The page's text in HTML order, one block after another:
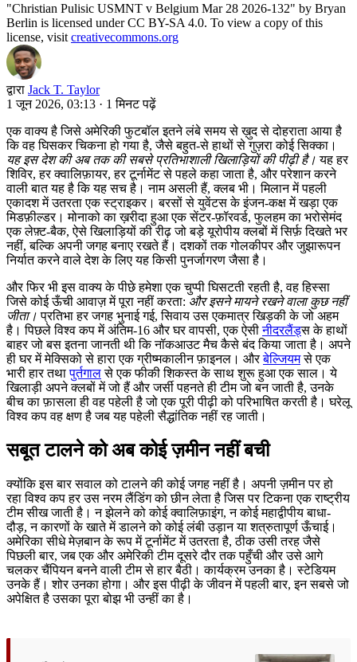
"Christian Pulisic USMNT v Belgium Mar 28 2026-132" by Bryan
Berlin is licensed under CC BY-SA 4.0. To view a copy of this
license, visit creativecommons.org
द्वारा Jack T. Taylor
1 जून 2026, 03:13 · 1 मिनट पढ़ें
एक वाक्य है जिसे अमेरिकी फुटबॉल इतने लंबे समय से ख़ुद से दोहराता आया है
कि वह घिसकर चिकना हो गया है, जैसे बहुत-से हाथों से गुज़रा कोई सिक्का।
यह इस देश की अब तक की सबसे प्रतिभाशाली खिलाड़ियों की पीढ़ी है। यह हर
शिविर, हर क्वालिफ़ायर, हर टूर्नामेंट से पहले कहा जाता है, और परेशान करने
वाली बात यह है कि यह सच है। नाम असली हैं, क्लब भी। मिलान में पहली
एकादश में उतरता एक स्ट्राइकर। बरसों से युवेंटस के इंजन-कक्ष में खड़ा एक
मिडफ़ील्डर। मोनाको का ख़रीदा हुआ एक सेंटर-फ़ॉरवर्ड, फुलहम का भरोसेमंद
एक लेफ़्ट-बैक, ऐसे खिलाड़ियों की रीढ़ जो बड़े यूरोपीय क्लबों में सिर्फ़ दिखते भर
नहीं, बल्कि अपनी जगह बनाए रखते हैं। दशकों तक गोलकीपर और जुझारूपन
निर्यात करने वाले देश के लिए यह किसी पुनर्जागरण जैसा है।
और फिर भी इस वाक्य के पीछे हमेशा एक चुप्पी घिसटती रहती है, वह हिस्सा
जिसे कोई ऊँची आवाज़ में पूरा नहीं करता: और इसने मायने रखने वाला कुछ नहीं
जीता। प्रतिभा हर जगह भुनाई गई, सिवाय उस एकमात्र खिड़की के जो अहम
है। पिछले विश्व कप में अंतिम-16 और घर वापसी, एक ऐसीनीदरलैंड्स के हाथों
बाहर जो बस इतना जानती थी कि नॉकआउट मैच कैसे बंद किया जाता है। अपने
ही घर में मेक्सिको से हारा एक ग्रीष्मकालीन फ़ाइनल। औरबेल्जियमसे एक
भारी हार तथापुर्तगालसे एक फीकी शिकस्त के साथ शुरू हुआ एक साल। ये
खिलाड़ी अपने क्लबों में जो हैं और जर्सी पहनते ही टीम जो बन जाती है, उनके
बीच का फ़ासला ही वह पहेली है जो एक पूरी पीढ़ी को परिभाषित करती है। घरेलू
विश्व कप वह क्षण है जब यह पहेली सैद्धांतिक नहीं रह जाती।
सबूत टालने को अब कोई ज़मीन नहीं बची
क्योंकि इस बार सवाल को टालने की कोई जगह नहीं है। अपनी ज़मीन पर हो
रहा विश्व कप हर उस नरम लैंडिंग को छीन लेता है जिस पर टिकना एक राष्ट्रीय
टीम सीख जाती है। न झेलने को कोई क्वालिफ़ाइंग, न कोई महाद्वीपीय बाधा-
दौड़, न कारणों के खाते में डालने को कोई लंबी उड़ान या शत्रुतापूर्ण ऊँचाई।
अमेरिका सीधे मेज़बान के रूप में टूर्नामेंट में उतरता है, ठीक उसी तरह जैसे
पिछली बार, जब एक और अमेरिकी टीम दूसरे दौर तक पहुँची और उसे आगे
चलकर चैंपियन बनने वाली टीम से हार बैठी। कार्यक्रम उनका है। स्टेडियम
उनके हैं। शोर उनका होगा। और इस पीढ़ी के जीवन में पहली बार, इन सबसे जो
अपेक्षित है उसका पूरा बोझ भी उन्हीं का है।